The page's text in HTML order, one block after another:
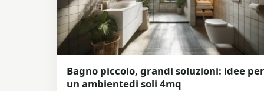
Bagno piccolo, grandi soluzioni: idee per
un ambientedi soli 4mq